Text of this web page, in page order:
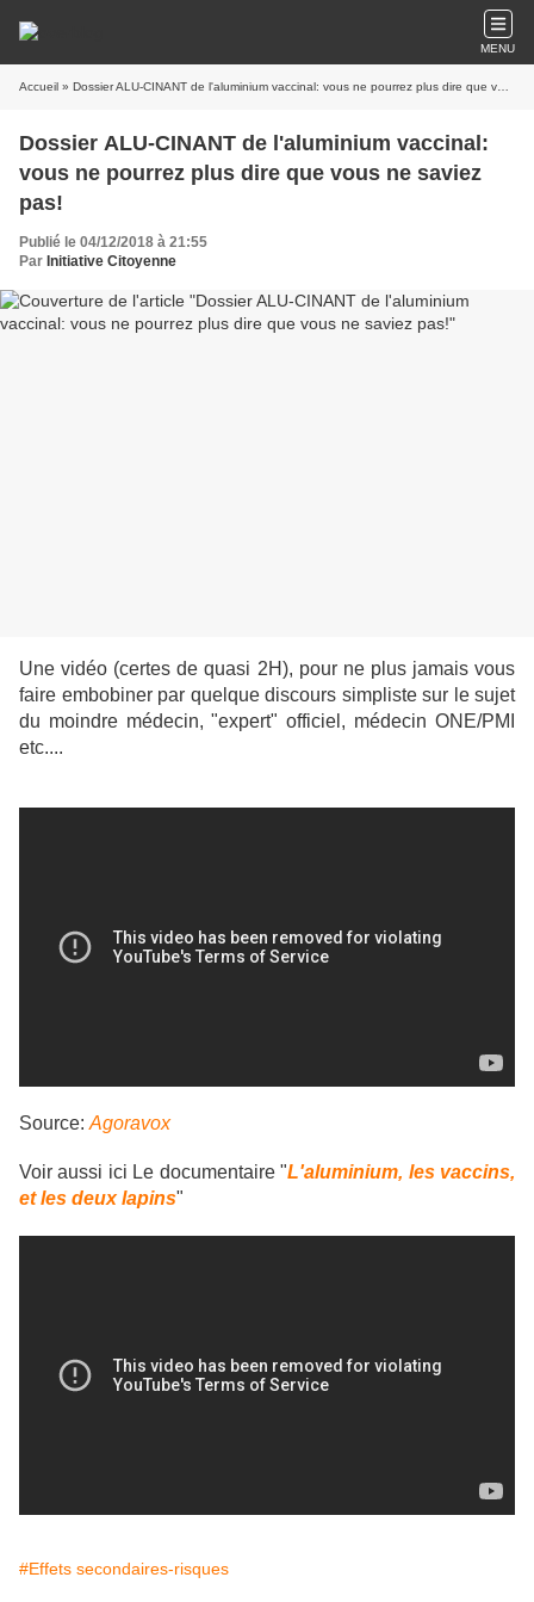
MENU
Accueil » Dossier ALU-CINANT de l'aluminium vaccinal: vous ne pourrez plus dire que vous ne saviez pas!
Dossier ALU-CINANT de l'aluminium vaccinal:
vous ne pourrez plus dire que vous ne saviez
pas!
Publié le 04/12/2018 à 21:55
Par Initiative Citoyenne
Une vidéo (certes de quasi 2H), pour ne plus jamais vous
faire embobiner par quelque discours simpliste sur le sujet
du moindre médecin, "expert" officiel, médecin ONE/PMI
etc....
Source: Agoravox
Voir aussi ici Le documentaire "L'aluminium, les vaccins,
et les deux lapins"
#Effets secondaires-risques